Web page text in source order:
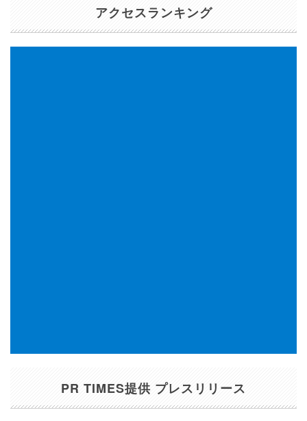
アクセスランキング
PR TIMES提供 プレスリリース